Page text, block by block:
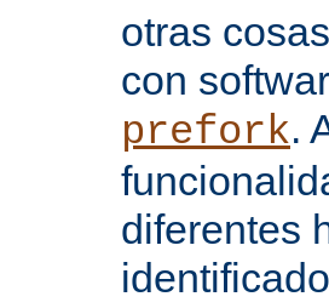
otras
con
prefork.
diferentes